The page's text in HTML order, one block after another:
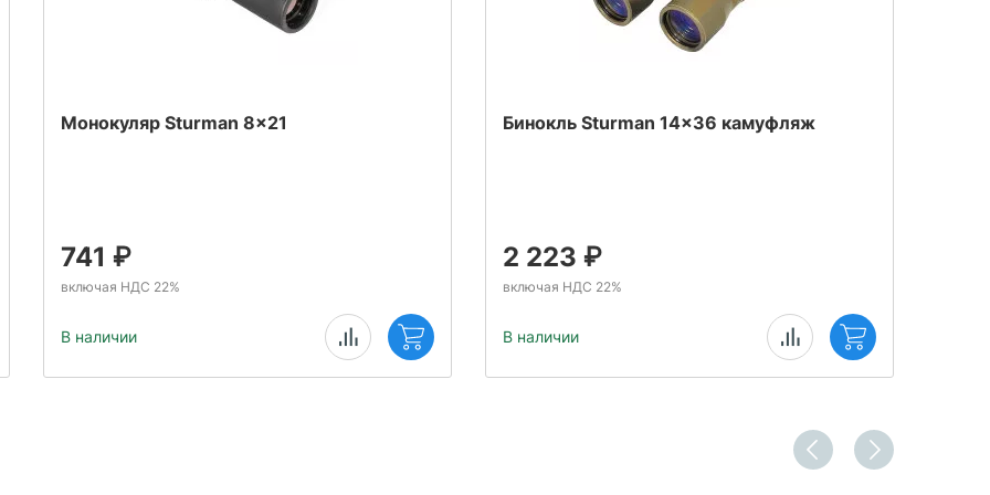
Монокуляр Sturman 8x21
741 ₽
включая НДС 22%
В наличии
Бинокль Sturman 14x36 камуфляж
2 223 ₽
включая НДС 22%
В наличии